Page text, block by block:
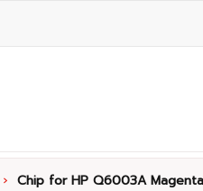
› Chip for HP Q6003A Magenta